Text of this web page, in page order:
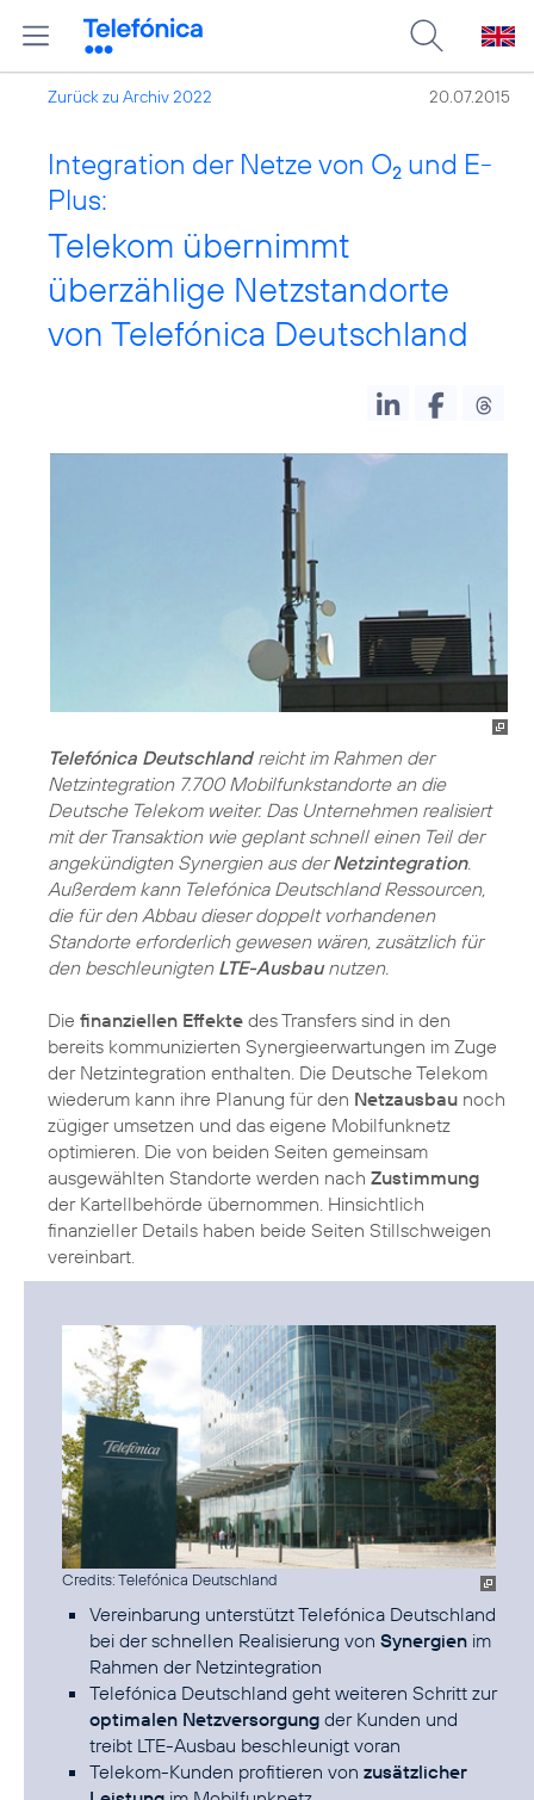
Zurück zu Archiv 2022 20.07.2015
Integration der Netze von O2 und E-
Plus:
Telekom übernimmt
überzählige Netzstandorte
von Telefónica Deutschland
Telefónica Deutschlandreicht im Rahmen der
Netzintegration 7.700 Mobilfunkstandorte an die
Deutsche Telekom weiter. Das Unternehmen realisiert
mit der Transaktion wie geplant schnell einen Teil der
angekündigten Synergien aus derNetzintegration.
Außerdem kann Telefónica Deutschland Ressourcen,
die für den Abbau dieser doppelt vorhandenen
Standorte erforderlich gewesen wären, zusätzlich für
den beschleunigten LTE-Ausbau nutzen.
Die finanziellen Effekte des Transfers sind in den
bereits kommunizierten Synergieerwartungen im Zuge
der Netzintegration enthalten. Die Deutsche Telekom
wiederum kann ihre Planung für den Netzausbau noch
zügiger umsetzen und das eigene Mobilfunknetz
optimieren. Die von beiden Seiten gemeinsam
ausgewählten Standorte werden nach Zustimmung
der Kartellbehörde übernommen. Hinsichtlich
finanzieller Details haben beide Seiten Stillschweigen
vereinbart.
Credits: Telefónica Deutschland
Vereinbarung unterstützt Telefónica Deutschland
bei der schnellen Realisierung von Synergien im
Rahmen der Netzintegration
Telefónica Deutschland geht weiteren Schritt zur
optimalen Netzversorgung der Kunden und
treibt LTE-Ausbau beschleunigt voran
Telekom-Kunden profitieren von zusätzlicher